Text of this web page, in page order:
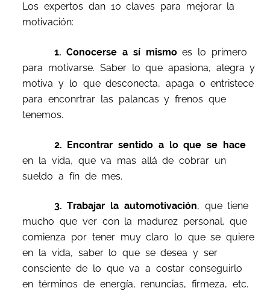
Los expertos dan 10 claves para mejorar la
motivación:
1. Conocerse a sí mismoes lo primero
para motivarse. Saber lo que apasiona, alegra y
motiva y lo que desconecta, apaga o entristece
para enconrtrar las palancas y frenos que
tenemos.
2. Encontrar sentido a lo que se hace
en la vida, que va mas allá de cobrar un
sueldo a fín de mes.
3. Trabajar la automotivación, que tiene
mucho que ver con la madurez personal, que
comienza por tener muy claro lo que se quiere
en la vida, saber lo que se desea y ser
consciente de lo que va a costar conseguirlo
en términos de energía, renuncias, firmeza, etc.